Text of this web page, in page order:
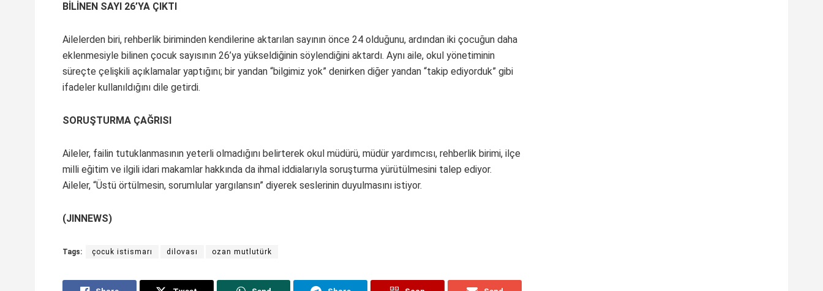
BİLİNEN SAYI 26’YA ÇIKTI
Ailelerden biri, rehberlik biriminden kendilerine aktarılan sayının önce 24 olduğunu, ardından iki çocuğun daha
eklenmesiyle bilinen çocuk sayısının 26’ya yükseldiğinin söylendiğini aktardı. Aynı aile, okul yönetiminin
süreçte çelişkili açıklamalar yaptığını; bir yandan “bilgimiz yok” denirken diğer yandan “takip ediyorduk” gibi
ifadeler kullanıldığını dile getirdi.
SORUŞTURMA ÇAĞRISI
Aileler, failin tutuklanmasının yeterli olmadığını belirterek okul müdürü, müdür yardımcısı, rehberlik birimi, ilçe
milli eğitim ve ilgili idari makamlar hakkında da ihmal iddialarıyla soruşturma yürütülmesini talep ediyor.
Aileler, “Üstü örtülmesin, sorumlular yargılansın” diyerek seslerinin duyulmasını istiyor.
(JINNEWS)
Tags: çocuk istismarı dilovası ozan mutlutürk